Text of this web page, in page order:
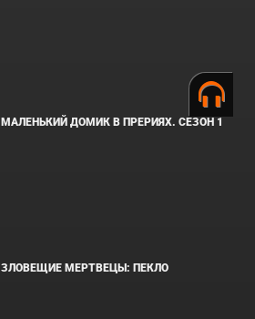
МАЛЕНЬКИЙ ДОМИК В ПРЕРИЯХ. СЕЗОН 1
ЗЛОВЕЩИЕ МЕРТВЕЦЫ: ПЕКЛО